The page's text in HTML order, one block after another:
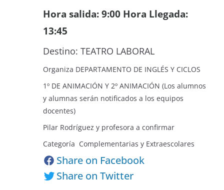
Hora salida: 9:00 Hora Llegada:
13:45
Destino: TEATRO LABORAL
Organiza DEPARTAMENTO DE INGLÉS Y CICLOS
1º DE ANIMACIÓN Y 2º ANIMACIÓN (Los alumnos
y alumnas serán notificados a los equipos
docentes)
Pilar Rodríguez y profesora a confirmar
Categoría Complementarias y Extraescolares
Share on Facebook
Share on Twitter